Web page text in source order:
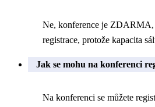
Ne, konference je ZDARMA,
registrace, protože kapacita
Jak se mohu na konferenci
Na konferenci se můžete